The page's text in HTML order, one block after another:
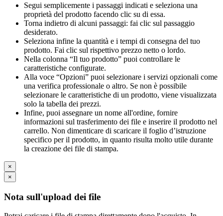
Segui semplicemente i passaggi indicati e seleziona una
proprietà del prodotto facendo clic su di essa.
Torna indietro di alcuni passaggi: fai clic sul passaggio
desiderato.
Seleziona infine la quantità e i tempi di consegna del tuo
prodotto. Fai clic sul rispettivo prezzo netto o lordo.
Nella colonna “Il tuo prodotto” puoi controllare le
caratteristiche configurate.
Alla voce “Opzioni” puoi selezionare i servizi opzionali come
una verifica professionale o altro. Se non è possibile
selezionare le caratteristiche di un prodotto, viene visualizzata
solo la tabella dei prezzi.
Infine, puoi assegnare un nome all'ordine, fornire
informazioni sul trasferimento dei file e inserire il prodotto nel
carrello. Non dimenticare di scaricare il foglio d’istruzione
specifico per il prodotto, in quanto risulta molto utile durante
la creazione dei file di stampa.
×
×
Nota sull'upload dei file